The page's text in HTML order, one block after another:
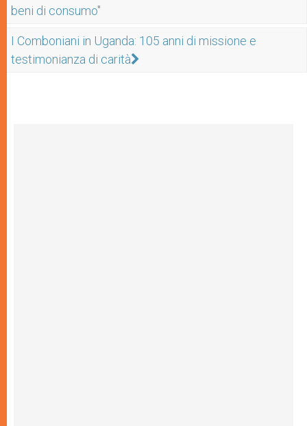
beni di consumo"
I Comboniani in Uganda: 105 anni di missione e
testimonianza di carità